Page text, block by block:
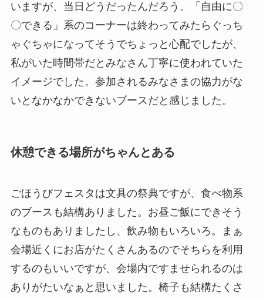
いますが、当日どうだったんだろう。「自由に〇
〇できる」系のコーナーは終わってみたらぐっち
ゃぐちゃになってそうでちょっと心配でしたが、
私がいた時間帯だとみなさん丁寧に使われていた
イメージでした。参加されるみなさまの協力がな
いとなかなかできないブースだと感じました。
休憩できる場所がちゃんとある
ごほうびフェスタは文具の祭典ですが、食べ物系
のブースも結構ありました。お昼ご飯にできそう
なものもありましたし、飲み物もいろいろ。まぁ
会場近くにお店がたくさんあるのでそちらを利用
するのもいいですが、会場内ですませられるのは
ありがたいなぁと思いました。椅子も結構たくさ